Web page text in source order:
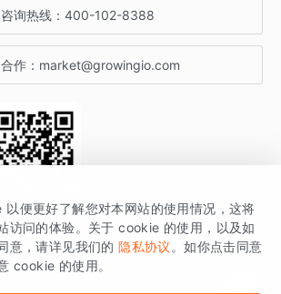
咨询热线： 400-102-8388
作： market@growingio.com
取更多干货
据智能分析与增长的品牌，核心平台为 GrowingIO
分析云。
便更好了解您对本网站的使用情况，这将
访问的体验。关于 cookie 的使用，以及如
意，请详见我们的 隐私协议 。如你点击同意
cookie 的使用。